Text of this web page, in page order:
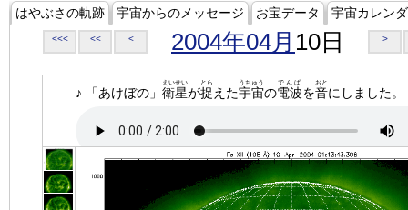
はやぶさの軌跡 宇宙からのメッセージ お宝データ 宇宙カレン
<<< << < 2004年04月 10日 >
♪ 「あけぼの」 衛星
えいせい
が捉
とら
えた宇宙
うちゅう
の電波
でんぱ
を音
おと
にしました。